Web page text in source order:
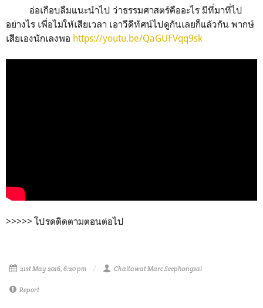
อ่อเกือบลืมแนะนำไป ว่าธรรมศาสตร์คืออะไร มีที่มาที่ไป
อย่างไร เพื่อไม่ให้เสียเวลา เอาวีดีทัศน์ไปดูกันเลยก็แล้วกัน พากษ์
เสียเองนักเลงพอ https://youtu.be/QaGUFVqq9sk
>>>>> โปรดติดตามตอนต่อไป
21st May 2016, 6:20 pm Chaitawat Marc Seephongsai
Report